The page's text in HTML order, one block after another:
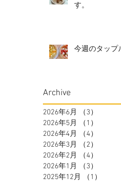
す。
今週のタップ
Archive
2026年6月 （3）
2026年5月
（1）
2026年4月
（4）
2026年3月
（2）
2026年2月
（4）
2026年1月
（3）
2025年12月
（1）